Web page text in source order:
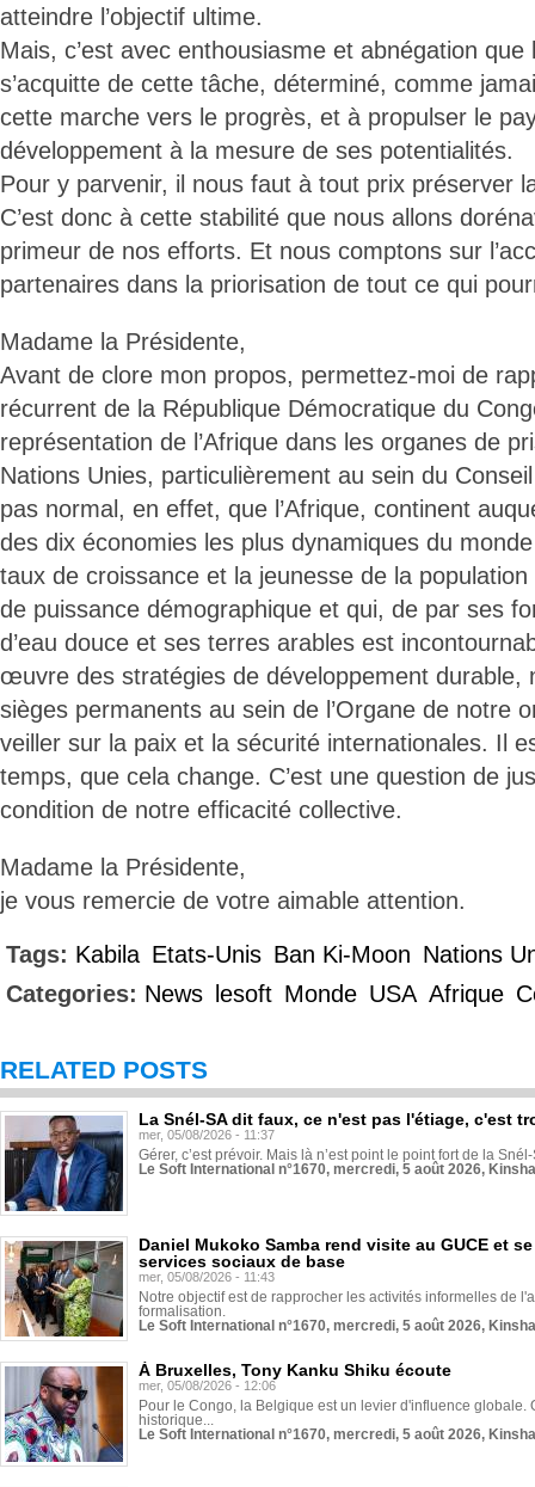
atteindre l’objectif ultime.
Mais, c’est avec enthousiasme et abnégation que
s’acquitte de cette tâche, déterminé, comme
cette marche vers le progrès, et à propulser le
développement à la mesure de ses potentialités.
Pour y parvenir, il nous faut à tout prix préserver
C’est donc à cette stabilité que nous allons
primeur de nos efforts. Et nous comptons sur
partenaires dans la priorisation de tout ce qui
Madame la Présidente,
Avant de clore mon propos, permettez-moi de
récurrent de la République Démocratique du
représentation de l’Afrique dans les organes de
Nations Unies, particulièrement au sein du
pas normal, en effet, que l’Afrique, continent
des dix économies les plus dynamiques du
taux de croissance et la jeunesse de la population
de puissance démographique et qui, de par ses
d’eau douce et ses terres arables est
œuvre des stratégies de développement durable,
sièges permanents au sein de l’Organe de notre
veiller sur la paix et la sécurité internationales. Il
temps, que cela change. C’est une question de
condition de notre efficacité collective.
Madame la Présidente,
je vous remercie de votre aimable attention.
Tags: Kabila Etats-Unis Ban Ki-Moon Nations
Categories: News lesoft Monde USA Afrique
RELATED POSTS
La Snél-SA dit faux, ce n'est pas l'étiage, c'est
mer, 05/08/2026 - 11:37
Gérer, c’est prévoir. Mais là n’est point le point fort de la
Le Soft International n°1670, mercredi, 5 août 2026,
Daniel Mukoko Samba rend visite au GUCE et
services sociaux de base
mer, 05/08/2026 - 11:43
Notre objectif est de rapprocher les activités informelles de
formalisation.
Le Soft International n°1670, mercredi, 5 août 2026,
À Bruxelles, Tony Kanku Shiku écoute
mer, 05/08/2026 - 12:06
Pour le Congo, la Belgique est un levier d'influence globale.
historique...
Le Soft International n°1670, mercredi, 5 août 2026,